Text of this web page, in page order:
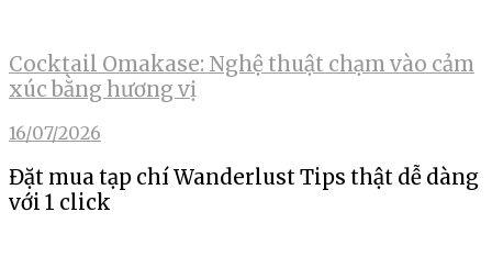
Cocktail Omakase: Nghệ thuật chạm vào cảm
xúc bằng hương vị
16/07/2026
Đặt mua tạp chí Wanderlust Tips thật dễ dàng
với 1 click